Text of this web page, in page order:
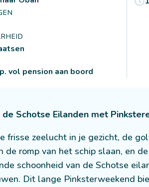
vol pension aan boord
de Schotse Eilanden met
frisse zeelucht in je gezicht, de
de romp van het schip slaan, en de
schoonheid van de Schotse
Dit lange Pinksterweekend